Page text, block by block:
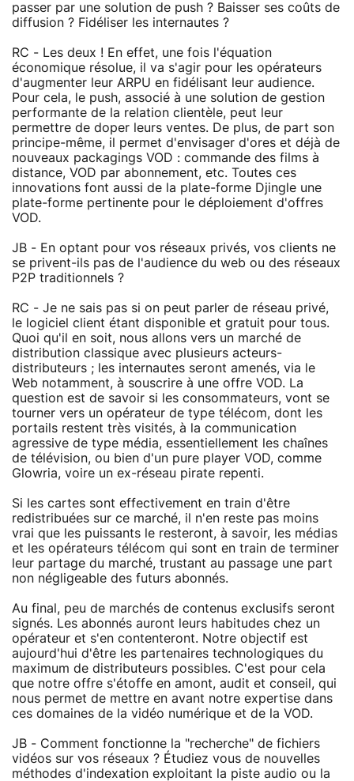
passer par une solution de push ? Baisser ses coûts de
diffusion ? Fidéliser les internautes ?
RC - Les deux ! En effet, une fois l'équation
économique résolue, il va s'agir pour les opérateurs
d'augmenter leur ARPU en fidélisant leur audience.
Pour cela, le push, associé à une solution de gestion
performante de la relation clientèle, peut leur
permettre de doper leurs ventes. De plus, de part son
principe-même, il permet d'envisager d'ores et déjà de
nouveaux packagings VOD : commande des films à
distance, VOD par abonnement, etc. Toutes ces
innovations font aussi de la plate-forme Djingle une
plate-forme pertinente pour le déploiement d'offres
VOD.
JB - En optant pour vos réseaux privés, vos clients ne
se privent-ils pas de l'audience du web ou des réseaux
P2P traditionnels ?
RC - Je ne sais pas si on peut parler de réseau privé,
le logiciel client étant disponible et gratuit pour tous.
Quoi qu'il en soit, nous allons vers un marché de
distribution classique avec plusieurs acteurs-
distributeurs ; les internautes seront amenés, via le
Web notamment, à souscrire à une offre VOD. La
question est de savoir si les consommateurs, vont se
tourner vers un opérateur de type télécom, dont les
portails restent très visités, à la communication
agressive de type média, essentiellement les chaînes
de télévision, ou bien d'un pure player VOD, comme
Glowria, voire un ex-réseau pirate repenti.
Si les cartes sont effectivement en train d'être
redistribuées sur ce marché, il n'en reste pas moins
vrai que les puissants le resteront, à savoir, les médias
et les opérateurs télécom qui sont en train de terminer
leur partage du marché, trustant au passage une part
non négligeable des futurs abonnés.
Au final, peu de marchés de contenus exclusifs seront
signés. Les abonnés auront leurs habitudes chez un
opérateur et s'en contenteront. Notre objectif est
aujourd'hui d'être les partenaires technologiques du
maximum de distributeurs possibles. C'est pour cela
que notre offre s'étoffe en amont, audit et conseil, qui
nous permet de mettre en avant notre expertise dans
ces domaines de la vidéo numérique et de la VOD.
JB - Comment fonctionne la "recherche" de fichiers
vidéos sur vos réseaux ? Étudiez vous de nouvelles
méthodes d'indexation exploitant la piste audio ou la